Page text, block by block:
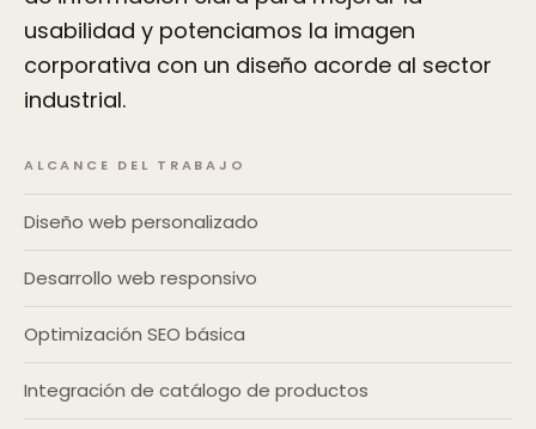
usabilidad y potenciamos la imagen
corporativa con un diseño acorde al sector
industrial.
ALCANCE DEL TRABAJO
Diseño web personalizado
Desarrollo web responsivo
Optimización SEO básica
Integración de catálogo de productos